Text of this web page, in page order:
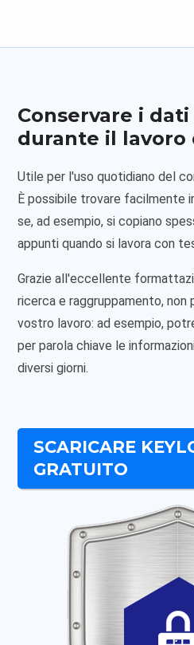
Conservare i
durante il lavoro
Utile per l'uso quotidiano del
È possibile trovare facilmente
se, ad esempio, si copiano
appunti quando si lavora con
Grazie all'eccellente
ricerca e raggruppamento,
vostro lavoro: ad esempio,
per parola chiave le
diversi giorni.
SCARICARE
GRATUITO